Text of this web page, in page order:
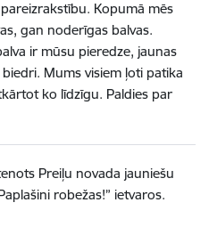
Kopumā mēs
gan noderīgas balvas.
ir mūsu pieredze, jaunas
Mums visiem ļoti patika
ko līdzīgu. Paldies par
Preiļu novada jauniešu
robežas!” ietvaros.